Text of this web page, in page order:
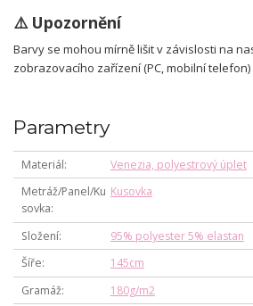
⚠️ Upozornění
Barvy se mohou mírně lišit v závislosti na
zobrazovacího zařízení (PC, mobilní telefon)
Parametry
Materiál
Venezia, polyestrový úplet
Metráž/Panel/Ku
sovka
Kusovka
Složení
95% polyester 5% elastan
Šíře
145cm
Gramáž
180g/m2